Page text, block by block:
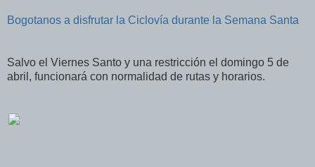
Bogotanos a disfrutar la Ciclovía durante la Semana Santa
Salvo el Viernes Santo y una restricción el domingo 5 de
abril, funcionará con normalidad de rutas y horarios.